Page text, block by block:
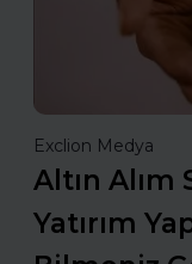
Exclion Medya
Altın Alım
Yatırım